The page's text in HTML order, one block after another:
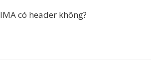
IMA có header không?